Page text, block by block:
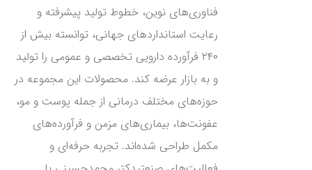
فناوری‌های نوین، خطوط تولید پیشرفته و
رعایت استانداردهای جهانی، توانسته بیش از
۲۴۰ فرآورده دارویی تخصصی و عمومی را تولید
و به بازار عرضه کند. محصولات این مجموعه در
حوزه‌های مختلف درمانی از جمله پوست و مو،
عفونت‌ها، بیماری‌های مزمن و فرآورده‌های
مکمل طراحی شده‌اند. تجربه حرفه‌ای و